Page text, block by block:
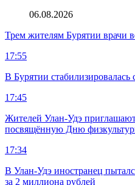
06.08.2026
Трем жителям Бурятии врачи
17:55
В Бурятии
17:45
Жителей Улан-Удэ
посвящённую Дню
17:34
В Улан-Удэ иностранец
за 2 миллиона рублей